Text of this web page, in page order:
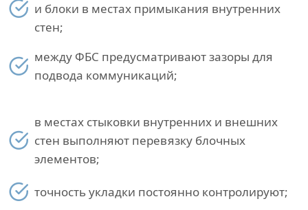
и блоки в местах примыкания внутренних
стен;
между ФБС предусматривают зазоры для
подвода коммуникаций;
в местах стыковки внутренних и внешних
стен выполняют перевязку блочных
элементов;
точность укладки постоянно контролируют;